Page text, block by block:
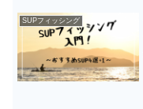
SUPフィッシング